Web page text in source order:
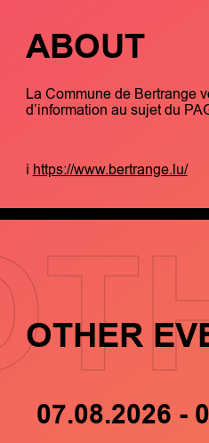
ABOUT
La Commune de Bertrange
d’information au sujet du
ℹ️ https://www.bertrange.lu/
OTHER
07.08.2026 -